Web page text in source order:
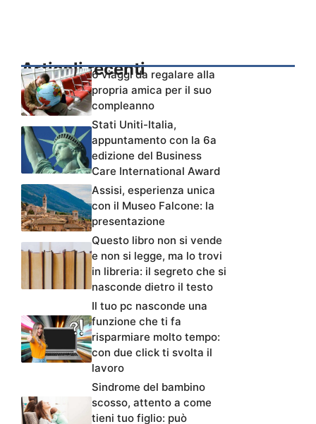
Articoli recenti6 viaggi da regalare alla
propria amica per il suo
compleanno
Stati Uniti-Italia,
appuntamento con la 6a
edizione del Business
Care International Award
Assisi, esperienza unica
con il Museo Falcone: la
presentazione
Questo libro non si vende
e non si legge, ma lo trovi
in libreria: il segreto che si
nasconde dietro il testo
Il tuo pc nasconde una
funzione che ti fa
risparmiare molto tempo:
con due click ti svolta il
lavoro
Sindrome del bambino
scosso, attento a come
tieni tuo figlio: può